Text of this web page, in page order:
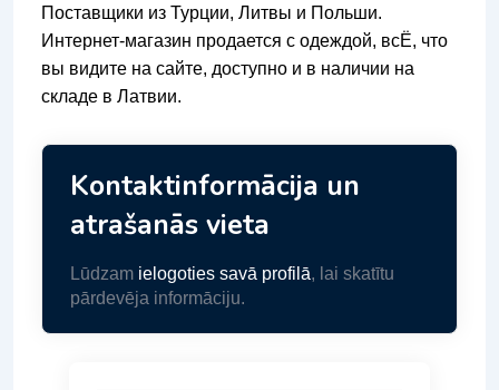
Поставщики из Турции, Литвы и Польши.
Интернет-магазин продается с одеждой, всЁ, что
вы видите на сайте, доступно и в наличии на
складе в Латвии.
Kontaktinformācija un
atrašanās vieta
Lūdzam ielogoties savā profilā, lai skatītu
pārdevēja informāciju.